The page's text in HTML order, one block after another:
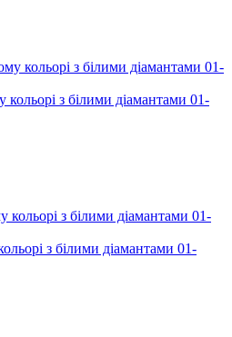
з білими діамантами 01-
з білими діамантами 01-